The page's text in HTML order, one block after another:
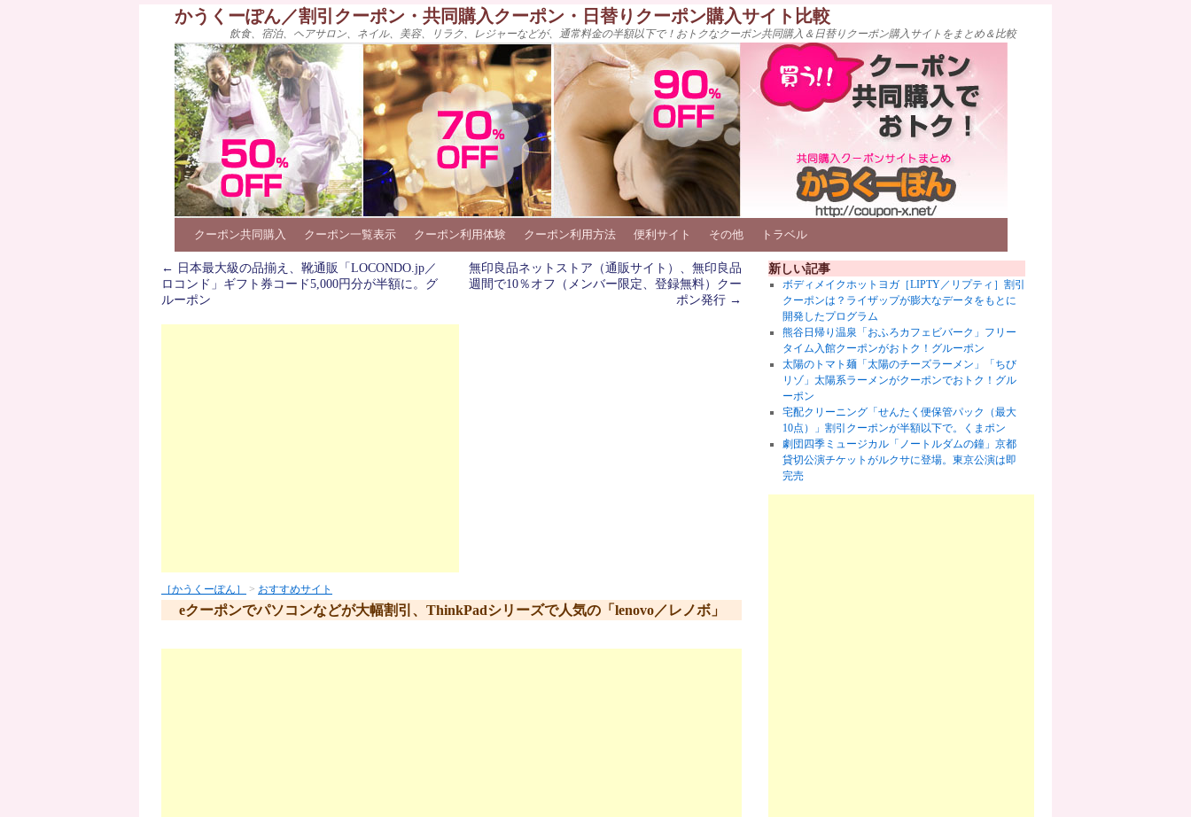
かうくーぽん／割引クーポン・共同購入クーポン・日替りクーポン購入サイト比較
飲食、宿泊、ヘアサロン、ネイル、美容、リラク、レジャーなどが、通常料金の半額以下で！おトクなクーポン共同購入＆日替りクーポン購入サイトをまとめ＆比較
クーポン共同購入 クーポン一覧表示 クーポン利用体験 クーポン利用方法 便利サイト その他 トラベル
← 日本最大級の品揃え、靴通販「LOCONDO.jp／
ロコンド」ギフト券コード5,000円分が半額に。グ
ルーポン
無印良品ネットストア（通販サイト）、無印良品
週間で10％オフ（メンバー限定、登録無料）クー
ポン発行 →
［かうくーぽん］ > おすすめサイト
eクーポンでパソコンなどが大幅割引、ThinkPadシリーズで人気の「lenovo／レノボ」
新しい記事
ボディメイクホットヨガ［LIPTY／リプティ］割引
クーポンは？ライザップが膨大なデータをもとに
開発したプログラム
熊谷日帰り温泉「おふろカフェビバーク」フリー
タイム入館クーポンがおトク！グルーポン
太陽のトマト麺「太陽のチーズラーメン」「ちび
リゾ」太陽系ラーメンがクーポンでおトク！グル
ーポン
宅配クリーニング「せんたく便保管パック（最大
10点）」割引クーポンが半額以下で。くまポン
劇団四季ミュージカル「ノートルダムの鐘」京都
貸切公演チケットがルクサに登場。東京公演は即
完売